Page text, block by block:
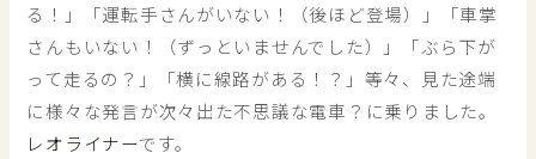
る！」「運転手さんがいない！（後ほど登場）」「車掌
さんもいない！（ずっといませんでした）」「ぶら下が
って走るの？」「横に線路がある！？」等々、見た途端
に様々な発言が次々出た不思議な電車？に乗りました。
レオライナーです。